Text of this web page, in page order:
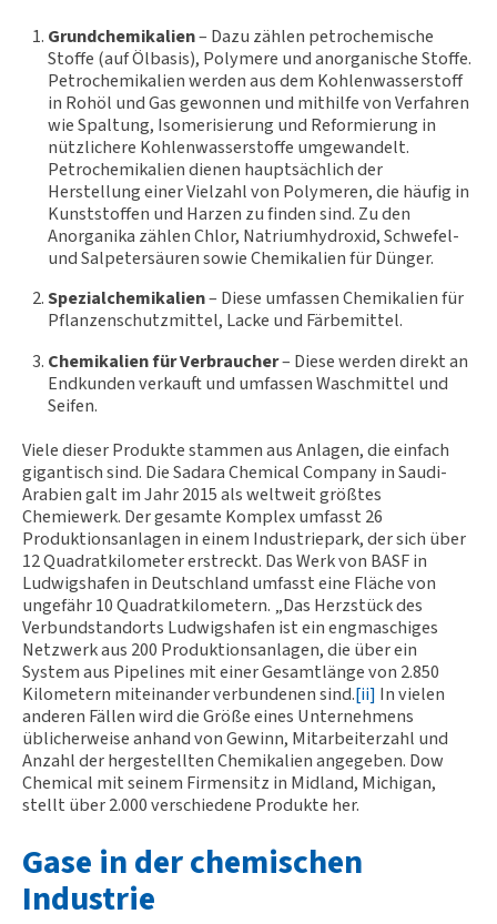
Grundchemikalien– Dazu zählen petrochemische
Stoffe (auf Ölbasis), Polymere und anorganische Stoffe.
Petrochemikalien werden aus dem Kohlenwasserstoff
in Rohöl und Gas gewonnen und mithilfe von Verfahren
wie Spaltung, Isomerisierung und Reformierung in
nützlichere Kohlenwasserstoffe umgewandelt.
Petrochemikalien dienen hauptsächlich der
Herstellung einer Vielzahl von Polymeren, die häufig in
Kunststoffen und Harzen zu finden sind. Zu den
Anorganika zählen Chlor, Natriumhydroxid, Schwefel-
und Salpetersäuren sowie Chemikalien für Dünger.
Spezialchemikalien– Diese umfassen Chemikalien für
Pflanzenschutzmittel, Lacke und Färbemittel.
Chemikalien für Verbraucher– Diese werden direkt an
Endkunden verkauft und umfassen Waschmittel und
Seifen.
Viele dieser Produkte stammen aus Anlagen, die einfach
gigantisch sind. Die Sadara Chemical Company in Saudi-
Arabien galt im Jahr 2015 als weltweit größtes
Chemiewerk. Der gesamte Komplex umfasst 26
Produktionsanlagen in einem Industriepark, der sich über
12 Quadratkilometer erstreckt. Das Werk von BASF in
Ludwigshafen in Deutschland umfasst eine Fläche von
ungefähr 10 Quadratkilometern. „Das Herzstück des
Verbundstandorts Ludwigshafen ist ein engmaschiges
Netzwerk aus 200 Produktionsanlagen, die über ein
System aus Pipelines mit einer Gesamtlänge von 2.850
Kilometern miteinander verbundenen sind.[ii] In vielen
anderen Fällen wird die Größe eines Unternehmens
üblicherweise anhand von Gewinn, Mitarbeiterzahl und
Anzahl der hergestellten Chemikalien angegeben. Dow
Chemical mit seinem Firmensitz in Midland, Michigan,
stellt über 2.000 verschiedene Produkte her.
Gase in der chemischen
Industrie